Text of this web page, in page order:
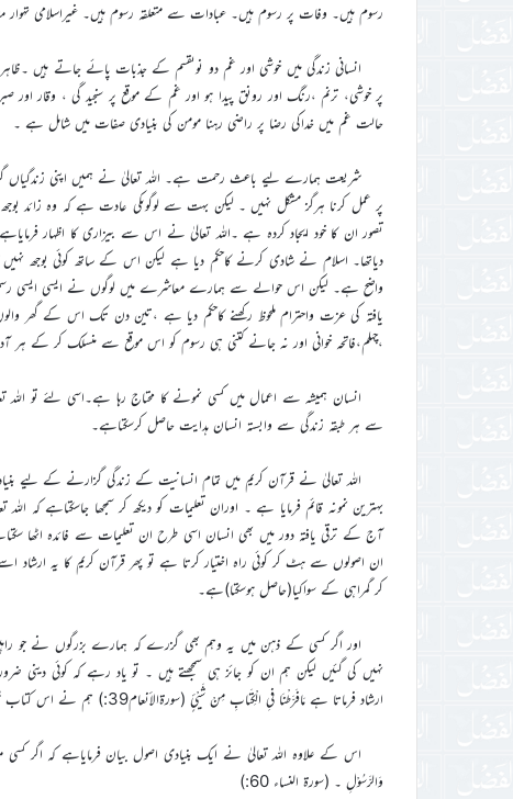
رسوم ہیں۔ وفات پر رسوم ہیں۔ عبادات سے متعلقہ رسوم ہیں۔ غیراسلامی
انسانی زندگی میں خوشی اور غم دو نوںقسم کے جذبات پائے جاتے ہیں
پر خوشی، ترنم ،رنگ اور رونق پیدا ہو اور غم کے موقع پر سنجید گی ، وقار
حالت غم میں خداکی رضا پر راضی رہنا مومن کی بنیادی صفات میں شامل ہے ۔
شریعت ہمارے لیے باعث رحمت ہے۔ اللہ تعالیٰ نے ہمیں اپنی
پر عمل کرنا ہرگز مشکل نہیں ۔ لیکن بہت سے لوگوںکی عادت ہے کہ وہ زائد
تصور ان کا خود ایجاد کردہ ہے ۔اللہ تعالیٰ نے اس سے بیزاری کا اظہار
دیاتھا۔ اسلام نے شادی کرنے کاحکم دیا ہے لیکن اس کے ساتھ کوئی
واضح ہے۔ لیکن اس حوالے سے ہمارے معاشرے میں لوگوں نے ایسی ایسی
یافتہ کی عزت واحترام ملحوظ رکھنے کاحکم دیا ہے ،تین دن تک اس کے گھر
،چہلم،فاتحہ خوانی اور نہ جانے کتنی ہی رسوم کو اس موقع سے منسلک کر کے ہر
انسان ہمیشہ سے اعمال میں کسی نمونے کا محتاج رہا ہے۔اسی لئے تو
سے ہر طبقہ زندگی سے وابستہ انسان ہدایت حاصل کرسکتاہے۔
اللہ تعالیٰ نے قرآن کریم میں تمام انسانیت کے زندگی گزارنے کے لیے
بہترین نمونہ قائم فرمایا ہے ۔ اوران تعلیمات کو دیکھ کر سمجھا جاسکتاہے
آج کے ترقی یافتہ دور میں بھی انسان اسی طرح ان تعلیمات سے فائدہ اٹھا
کر گمراہی کے سواکیا(حاصل ہوسکتا)ہے۔
اور اگر کسی کے ذہن میں یہ وہم بھی گزرے کہ ہمارے بزرگوں نے جو
نہیں کی گئیں لیکن ہم ان کو جائز ہی سمجھتے ہیں ۔ تو یاد رہے کہ کوئی دینی
ارشاد فرماتا ہے مَافَرَّطْنَا فیِ الْکِتَابِ مِنْ شَیْئٍ (سورۃالأنعام39:) ہم نے اس کتاب میںکچھ بھی کمی نہیں کی۔
اس کے علاوہ اللہ تعالیٰ نے ایک بنیادی اصول بیان فرمایاہے کہ اگر کسی
وَالرَّسُوْلِ ۔ (سورۃ النساء 60:)